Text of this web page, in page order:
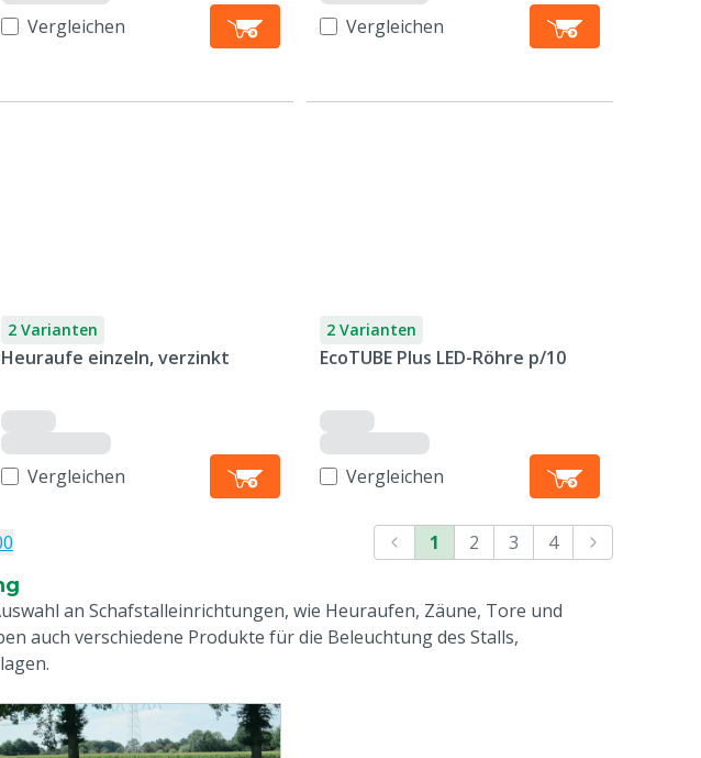
Vergleichen Vergleichen
2 Varianten
Heuraufe einzeln, verzinkt
Vergleichen
2 Varianten
EcoTUBE Plus LED-Röhre p/10
Vergleichen
1 2 3
4
an Schafstalleinrichtungen, wie Heuraufen, Zäune, Tore und
auch verschiedene Produkte für die Beleuchtung des Stalls,